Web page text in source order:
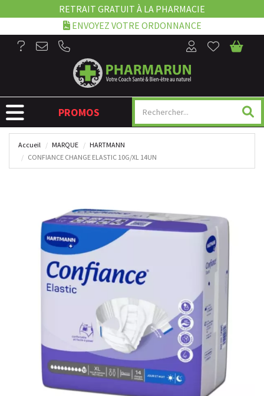
RETRAIT GRATUIT À LA PHARMACIE
ENVOYEZ VOTRE ORDONNANCE
NAVIGATION
PROMOS
Accueil MARQUE
HARTMANN
CONFIANCE CHANGE ELASTIC 10G/XL 14UN